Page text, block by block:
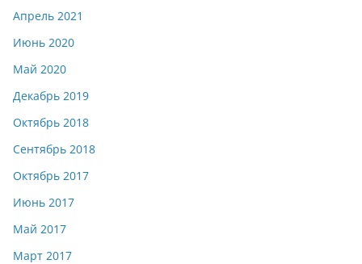
Апрель 2021
Июнь 2020
Май 2020
Декабрь 2019
Октябрь 2018
Сентябрь 2018
Октябрь 2017
Июнь 2017
Май 2017
Март 2017